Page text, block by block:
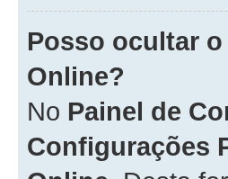
Posso ocultar
Online?
No Painel de
Configurações